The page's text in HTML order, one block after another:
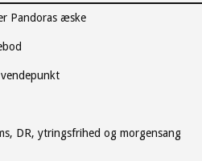
Pandoras æske
DR, ytringsfrihed og morgensang